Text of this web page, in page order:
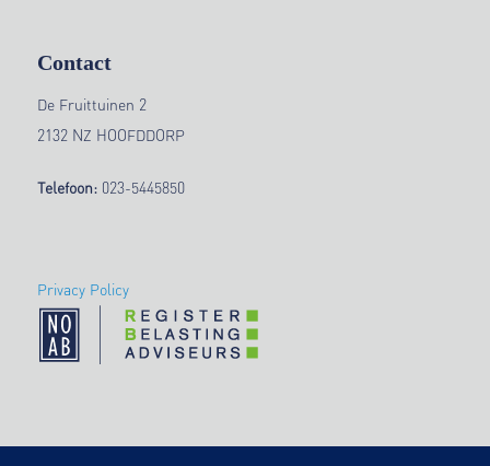
Contact
De Fruittuinen 2
2132 NZ HOOFDDORP
Telefoon:023-5445850
Privacy Policy